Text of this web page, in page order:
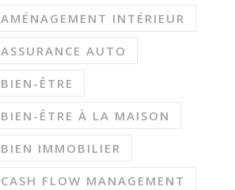
AMÉNAGEMENT INTÉRIEUR
ASSURANCE AUTO
BIEN-ÊTRE
BIEN-ÊTRE À LA MAISON
BIEN IMMOBILIER
CASH FLOW MANAGEMENT